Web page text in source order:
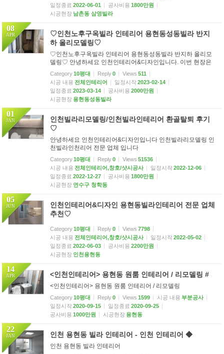
일정종료 2022-06-01 공사비용 1800만원
시공현장 남촌동 삼영빌라
08
APR
♡인천노후구옥빌라 인테리어 용현동성동빌라 반지
하 올리모델링♡
♡인천노후구옥빌라 인테리어 용현동성동빌라 반지하 올리모
델링♡ 안녕하세요 인천인테리어&디자인입니다. 이번 현장은
인천반지하빌라인테리어현장이구요 30년이상된 최악 노후된
빌라 인테리어 입니다. 전후 사진 비교해서 보시면 될 거 같습니
다.
Category 10평대 Reply 0 Views 511
시공 내용 전체인테리어 일정시작 2023-02-14
일정종료 2023-03-14 공사비용 2000만원
시공현장 용현동성동빌라
01
JAN
인천빌라리모델링/인천빌라인테리어 환골탈퇴 후기
♡
안녕하세요 인천인테리어&디자인입니다 인천빌라리모델링 인
천빌라인천리어 전문 업체 입니다
Category 10평대 Reply 0 Views 51536
시공 내용 전체인테리어,창호/샷시공사 일정시작 2022-12-06
일정종료 2022-12-27 공사비용 1800만원
시공현장 연수구 청학동
05
JUN
인천인테리어&디자인 용현동빌라인테리어 전문 업체
추천♡
Category 10평대 Reply 0 Views 7798
시공 내용 전체인테리어,창호/샷시공사 일정시작 2022-05-02
일정종료 2022-06-03 공사비용 2200만원
시공현장 인천용현동
14
APR <인천인테리어> 용현동 원룸 인테리어 / 리모델링 #
<인천인테리어> 용현동 원룸 인테리어 / 리모델링
Category 10평대 Reply 0 Views 1599 시공 내용 부분공사
일정시작 2020-09-15 일정종료 2020-09-25
공사비용 1000만원 시공현장 용현동
22
JAN 인천 용현동 빌라 인테리어 - 인천 인테리어 ◆
인천 용현동 빌라 인테리어